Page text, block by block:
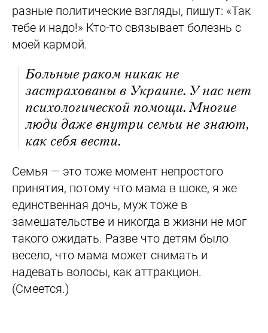
разные политические взгляды, пишут: «Так
тебе и надо!» Кто-то связывает болезнь с
моей кармой.
Больные раком никак не
застрахованы в Украине. У нас нет
психологической помощи. Многие
люди даже внутри семьи не знают,
как себя вести.
Семья — это тоже момент непростого
принятия, потому что мама в шоке, я же
единственная дочь, муж тоже в
замешательстве и никогда в жизни не мог
такого ожидать. Разве что детям было
весело, что мама может снимать и
надевать волосы, как аттракцион.
(Смеется.)